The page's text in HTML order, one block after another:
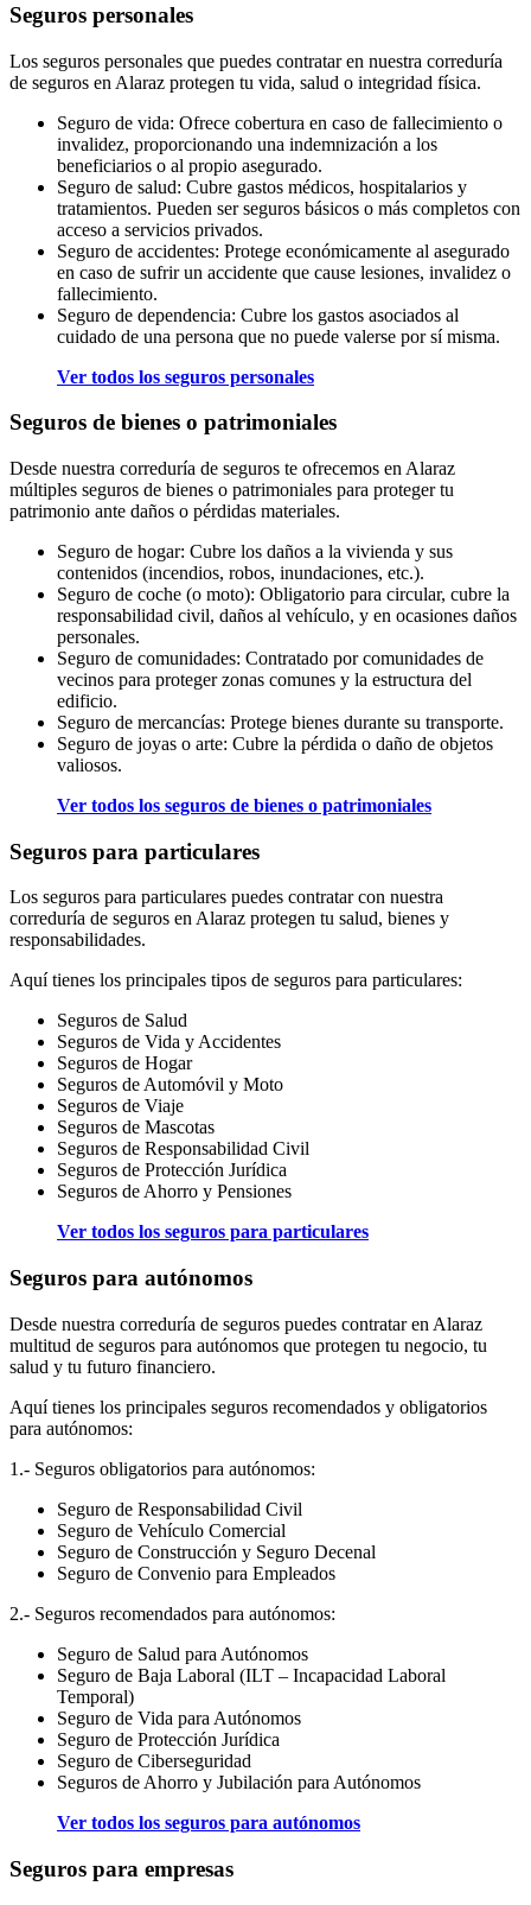
Seguros personales
Los seguros personales que puedes contratar en nuestra correduría
de seguros en Alaraz protegen tu vida, salud o integridad física.
Seguro de vida: Ofrece cobertura en caso de fallecimiento o
invalidez, proporcionando una indemnización a los
beneficiarios o al propio asegurado.
Seguro de salud: Cubre gastos médicos, hospitalarios y
tratamientos. Pueden ser seguros básicos o más completos con
acceso a servicios privados.
Seguro de accidentes: Protege económicamente al asegurado
en caso de sufrir un accidente que cause lesiones, invalidez o
fallecimiento.
Seguro de dependencia: Cubre los gastos asociados al
cuidado de una persona que no puede valerse por sí misma.
Ver todos los seguros personales
Seguros de bienes o patrimoniales
Desde nuestra correduría de seguros te ofrecemos en Alaraz
múltiples seguros de bienes o patrimoniales para proteger tu
patrimonio ante daños o pérdidas materiales.
Seguro de hogar: Cubre los daños a la vivienda y sus
contenidos (incendios, robos, inundaciones, etc.).
Seguro de coche (o moto): Obligatorio para circular, cubre la
responsabilidad civil, daños al vehículo, y en ocasiones daños
personales.
Seguro de comunidades: Contratado por comunidades de
vecinos para proteger zonas comunes y la estructura del
edificio.
Seguro de mercancías: Protege bienes durante su transporte.
Seguro de joyas o arte: Cubre la pérdida o daño de objetos
valiosos.
Ver todos los seguros de bienes o patrimoniales
Seguros para particulares
Los seguros para particulares puedes contratar con nuestra
correduría de seguros en Alaraz protegen tu salud, bienes y
responsabilidades.
Aquí tienes los principales tipos de seguros para particulares:
Seguros de Salud
Seguros de Vida y Accidentes
Seguros de Hogar
Seguros de Automóvil y Moto
Seguros de Viaje
Seguros de Mascotas
Seguros de Responsabilidad Civil
Seguros de Protección Jurídica
Seguros de Ahorro y Pensiones
Ver todos los seguros para particulares
Seguros para autónomos
Desde nuestra correduría de seguros puedes contratar en Alaraz
multitud de seguros para autónomos que protegen tu negocio, tu
salud y tu futuro financiero.
Aquí tienes los principales seguros recomendados y obligatorios
para autónomos:
1.- Seguros obligatorios para autónomos:
Seguro de Responsabilidad Civil
Seguro de Vehículo Comercial
Seguro de Construcción y Seguro Decenal
Seguro de Convenio para Empleados
2.- Seguros recomendados para autónomos:
Seguro de Salud para Autónomos
Seguro de Baja Laboral (ILT – Incapacidad Laboral
Temporal)
Seguro de Vida para Autónomos
Seguro de Protección Jurídica
Seguro de Ciberseguridad
Seguros de Ahorro y Jubilación para Autónomos
Ver todos los seguros para autónomos
Seguros para empresas